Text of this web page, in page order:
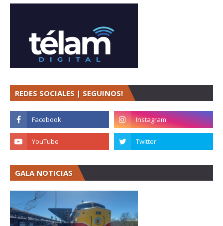
REDES SOCIALES | SEGUINOS!
GALA NOTICIAS